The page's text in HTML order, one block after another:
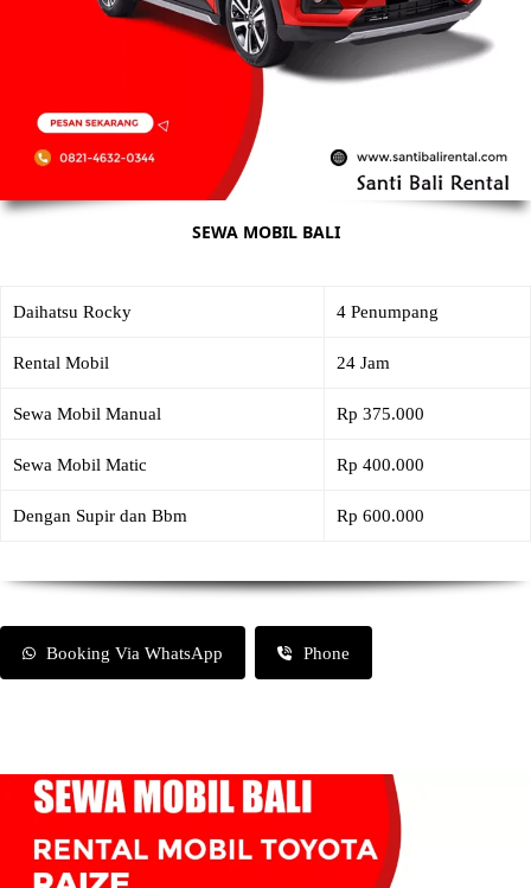
SEWA MOBIL BALI
Daihatsu Rocky 4 Penumpang
Rental Mobil 24 Jam
Sewa Mobil Manual Rp 375.000
Sewa Mobil Matic Rp 400.000
Dengan Supir dan Bbm Rp 600.000
Booking Via WhatsApp Phone